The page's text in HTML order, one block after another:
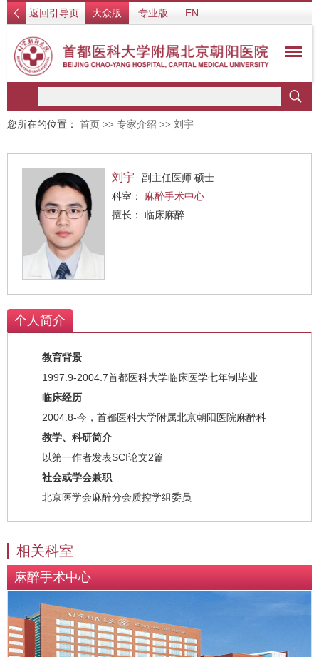
返回引导页 大众版 专业版 EN
您所在的位置： 首页 >> 专家介绍 >> 刘宇
刘宇
副主任医师 硕士
科室： 麻醉手术中心
擅长： 临床麻醉
个人简介
教育背景
1997.9-2004.7首都医科大学临床医学七年制毕业
临床经历
2004.8-今，首都医科大学附属北京朝阳医院麻醉科
教学、科研简介
以第一作者发表SCI论文2篇
社会或学会兼职
北京医学会麻醉分会质控学组委员
相关科室
麻醉手术中心